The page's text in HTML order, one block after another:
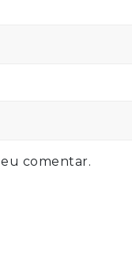
comentar.